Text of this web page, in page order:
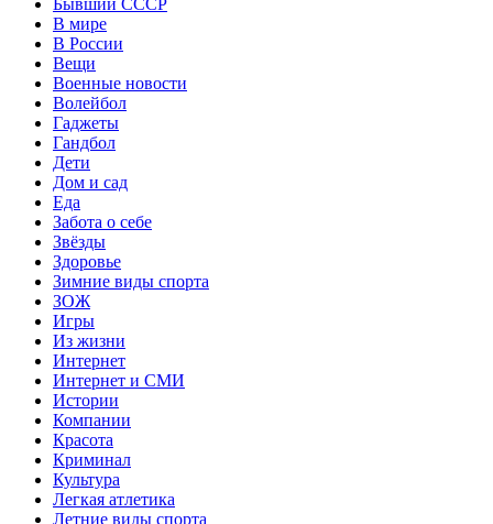
Бывший СССР
В мире
В России
Вещи
Военные новости
Волейбол
Гаджеты
Гандбол
Дети
Дом и сад
Еда
Забота о себе
Звёзды
Здоровье
Зимние виды спорта
ЗОЖ
Игры
Из жизни
Интернет
Интернет и СМИ
Истории
Компании
Красота
Криминал
Культура
Легкая атлетика
Летние виды спорта